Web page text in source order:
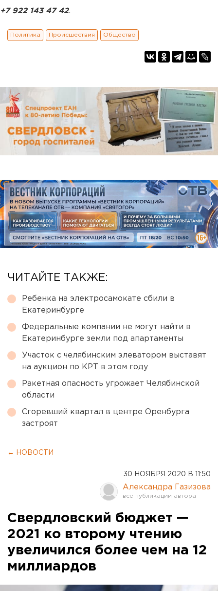
+7 922 143 47 42.
Политика Происшествия Общество
ЧИТАЙТЕ ТАКЖЕ:
Ребенка на электросамокате сбили в
Екатеринбурге
Федеральные компании не могут найти в
Екатеринбурге земли под апартаменты
Участок с челябинским элеватором выставят
на аукцион по КРТ в этом году
Ракетная опасность угрожает Челябинской
области
Сгоревший квартал в центре Оренбурга
застроят
← НОВОСТИ
30 НОЯБРЯ 2020 В 11:50
Александра Газизова
Свердловский бюджет —
2021 ко второму чтению
увеличился более чем на 12
миллиардов